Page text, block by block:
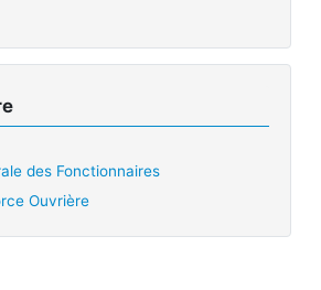
des Fonctionnaires
Ouvrière